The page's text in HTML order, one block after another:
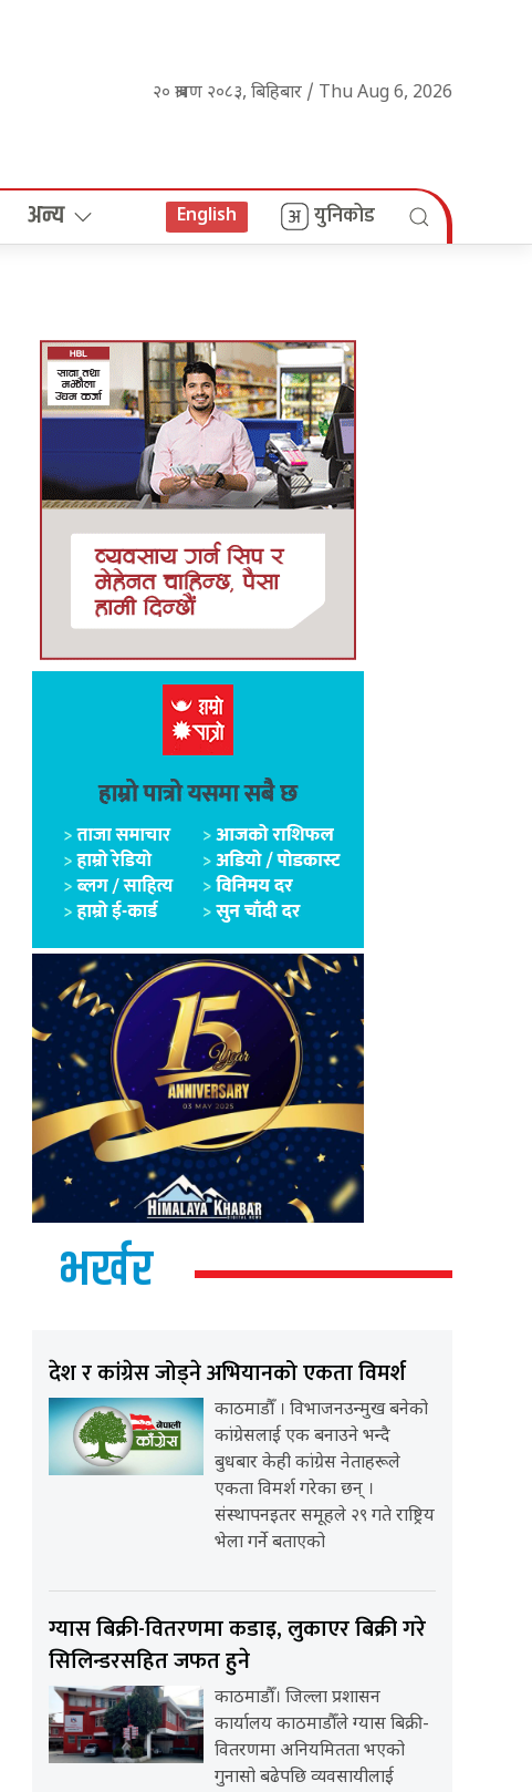
२० श्रावण २०८३, बिहिबार / Thu Aug 6, 2026
अन्य English युनिकोड
भर्खर
देश र कांग्रेस जोड्ने अभियानको एकता विमर्श
काठमाडौँ । विभाजनउन्मुख बनेको
कांग्रेसलाई एक बनाउने भन्दै
बुधबार केही कांग्रेस नेताहरूले
एकता विमर्श गरेका छन् ।
संस्थापनइतर समूहले २९ गते राष्ट्रिय
भेला गर्ने बताएको
ग्यास बिक्री-वितरणमा कडाइ, लुकाएर बिक्री गरे
सिलिन्डरसहित जफत हुने
काठमाडौँ। जिल्ला प्रशासन
कार्यालय काठमाडौँले ग्यास बिक्री-
वितरणमा अनियमितता भएको
गुनासो बढेपछि व्यवसायीलाई